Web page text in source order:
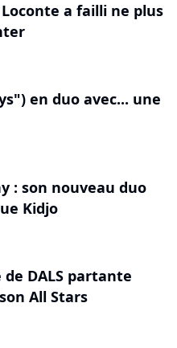
a failli ne plus
en duo avec... une
: son nouveau duo
Kidjo
DALS partante
All Stars